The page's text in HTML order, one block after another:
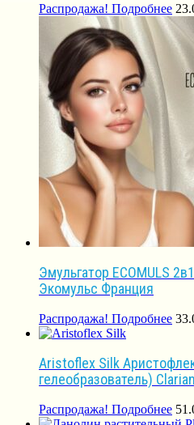
Распродажа! Подробнее
Эмульгатор ECOMULS
Экомульс Франция
Распродажа! Подробнее
Aristoflex Silk
гелеобразователь)
Распродажа! Подробнее